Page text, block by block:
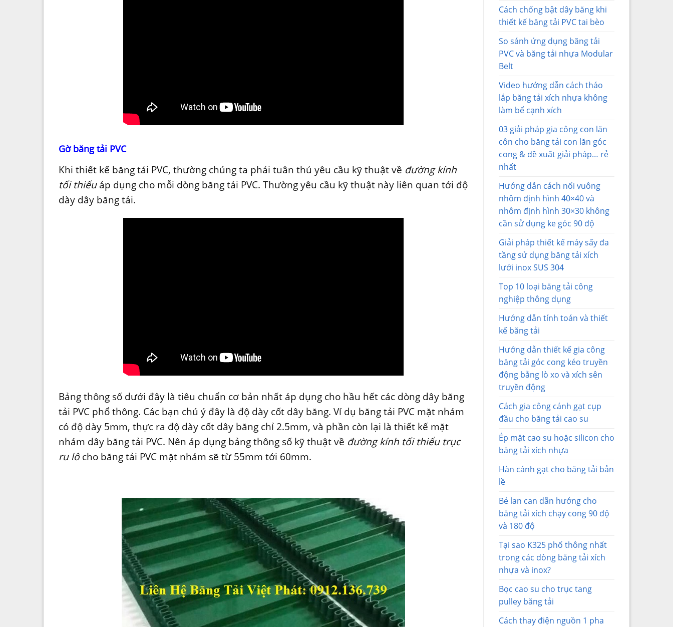
Gờ băng tải PVC
Khi thiết kế băng tải PVC, thường chúng ta phải tuân thủ yêu cầu kỹ thuật về đường kính
tối thiểuáp dụng cho mỗi dòng băng tải PVC. Thường yêu cầu kỹ thuật này liên quan tới độ
dày dây băng tải.
Bảng thông số dưới đây là tiêu chuẩn cơ bản nhất áp dụng cho hầu hết các dòng dây băng
tải PVC phổ thông. Các bạn chú ý đây là độ dày cốt dây băng. Ví dụ băng tải PVC mặt nhám
có độ dày 5mm, thực ra độ dày cốt dây băng chỉ 2.5mm, và phần còn lại là thiết kế mặt
nhám dây băng tải PVC. Nên áp dụng bảng thông số kỹ thuật về đường kính tối thiểu trục
ru lô cho băng tải PVC mặt nhám sẽ từ 55mm tới 60mm.
Cách chống bật dây băng khi
thiết kế băng tải PVC tai bèo
So sánh ứng dụng băng tải
PVC và băng tải nhựa Modular
Belt
Video hướng dẫn cách tháo
lắp băng tải xích nhựa không
làm bể cạnh xích
03 giải pháp gia công con lăn
côn cho băng tải con lăn góc
cong & đề xuất giải pháp… rẻ
nhất
Hướng dẫn cách nối vuông
nhôm định hình 40×40 và
nhôm định hình 30×30 không
cần sử dụng ke góc 90 độ
Giải pháp thiết kế máy sấy đa
tầng sử dụng băng tải xích
lưới inox SUS 304
Top 10 loại băng tải công
nghiệp thông dụng
Hướng dẫn tính toán và thiết
kế băng tải
Hướng dẫn thiết kế gia công
băng tải góc cong kéo truyền
động bằng lò xo và xích sên
truyền động
Cách gia công cánh gạt cụp
đầu cho băng tải cao su
Ép mặt cao su hoặc silicon cho
băng tải xích nhựa
Hàn cánh gạt cho băng tải bản
lề
Bẻ lan can dẫn hướng cho
băng tải xích chạy cong 90 độ
và 180 độ
Tại sao K325 phổ thông nhất
trong các dòng băng tải xích
nhựa và inox?
Bọc cao su cho trục tang
pulley băng tải
Cách thay điện nguồn 1 pha